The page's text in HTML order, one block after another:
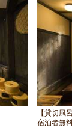
【貸切風
宿泊者無